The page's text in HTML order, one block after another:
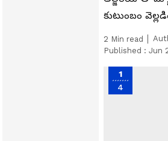
కుటుంబం
2 Min read
Published : Jun
1
4